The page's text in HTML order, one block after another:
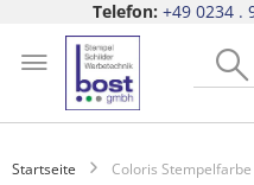
Telefon: +49 0234 .
Startseite Coloris